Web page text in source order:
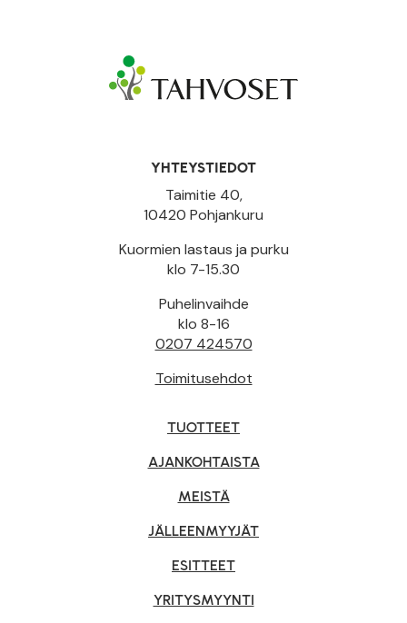
YHTEYSTIEDOT
Taimitie 40,
10420 Pohjankuru
Kuormien lastaus ja purku
klo 7-15.30
Puhelinvaihde
klo 8-16
0207 424570
Toimitusehdot
TUOTTEET
AJANKOHTAISTA
MEISTÄ
JÄLLEENMYYJÄT
ESITTEET
YRITYSMYYNTI